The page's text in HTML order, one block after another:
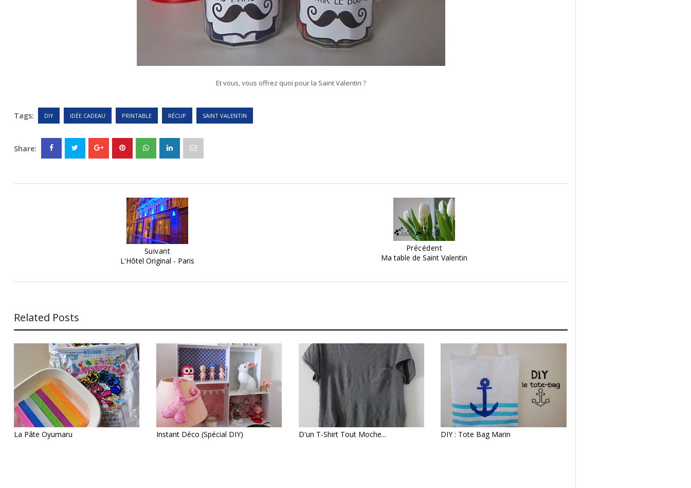
Et vous, vous offrez quoi pour la Saint Valentin ?
Tags: DIY IDÉE CADEAU PRINTABLE RÉCUP SAINT VALENTIN
Share:
Suivant
L'Hôtel Original - Paris
Précédent
Ma table de Saint Valentin
Related Posts
La Pâte Oyumaru Instant Déco (spécial DIY) D'un T-Shirt Tout Moche... DIY : Tote Bag Marin